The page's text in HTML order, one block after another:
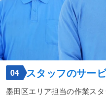
04 スタッフのサー
墨田区エリア担当の作業ス